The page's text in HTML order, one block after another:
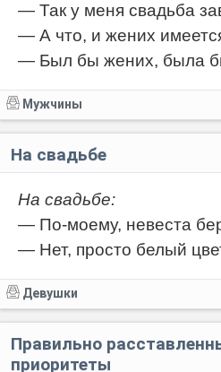
— Так у меня свадьба
— А что, и жених
— Был бы жених, была
Мужчины
На свадьбе
На свадьбе:
— По-моему, невеста
— Нет, просто белый
Девушки
Правильно
приоритеты